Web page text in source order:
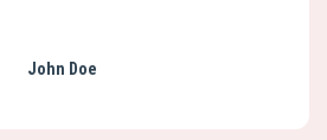
John Doe